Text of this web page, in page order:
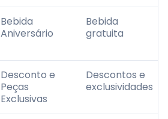
Bebida
Aniversário
Bebida
gratuita
Desconto e
Peças
Exclusivas
Descontos e
exclusividades